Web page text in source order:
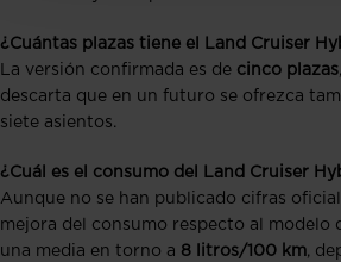
¿Cuántas plazas tiene el Land Cruiser
La versión confirmada es de cinco plazas
descarta que en un futuro se ofrezca
siete asientos.
¿Cuál es el consumo del Land Cruiser
Aunque no se han publicado cifras
mejora del consumo respecto al modelo
una media en torno a 8 litros/100 km,